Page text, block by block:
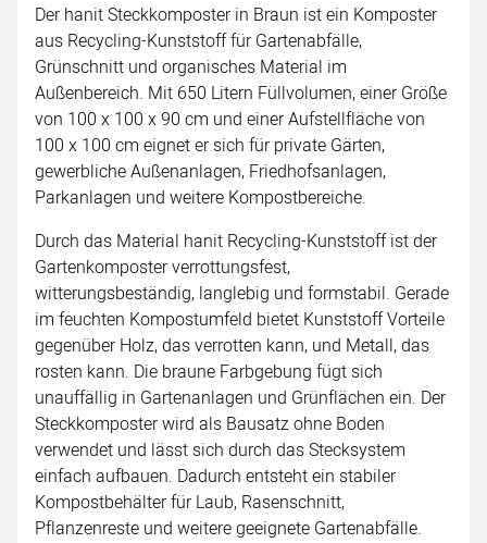
Der hanit Steckkomposter in Braun ist ein Komposter
aus Recycling-Kunststoff für Gartenabfälle,
Grünschnitt und organisches Material im
Außenbereich. Mit 650 Litern Füllvolumen, einer Größe
von 100 x 100 x 90 cm und einer Aufstellfläche von
100 x 100 cm eignet er sich für private Gärten,
gewerbliche Außenanlagen, Friedhofsanlagen,
Parkanlagen und weitere Kompostbereiche.
Durch das Material hanit Recycling-Kunststoff ist der
Gartenkomposter verrottungsfest,
witterungsbeständig, langlebig und formstabil. Gerade
im feuchten Kompostumfeld bietet Kunststoff Vorteile
gegenüber Holz, das verrotten kann, und Metall, das
rosten kann. Die braune Farbgebung fügt sich
unauffällig in Gartenanlagen und Grünflächen ein. Der
Steckkomposter wird als Bausatz ohne Boden
verwendet und lässt sich durch das Stecksystem
einfach aufbauen. Dadurch entsteht ein stabiler
Kompostbehälter für Laub, Rasenschnitt,
Pflanzenreste und weitere geeignete Gartenabfälle.